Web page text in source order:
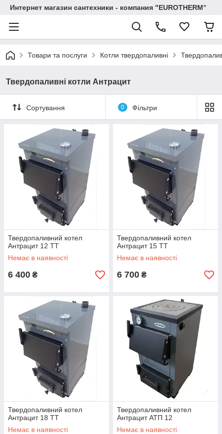
Интернет магазин сантехники - компания "EUROTHERM"
Товари та послуги Котли твердопаливні
Твердопаливні котли Антрацит
Сортування 0 Фільтри
Твердопаливний котел
Антрацит 12 ТТ
Немає в наявності
6 400 ₴
Твердопаливний котел
Антрацит 15 ТТ
Немає в наявності
6 700 ₴
Твердопаливний котел
Антрацит 18 ТТ
Немає в наявності
Твердопаливний котел
Антрацит АТП 12
Немає в наявності